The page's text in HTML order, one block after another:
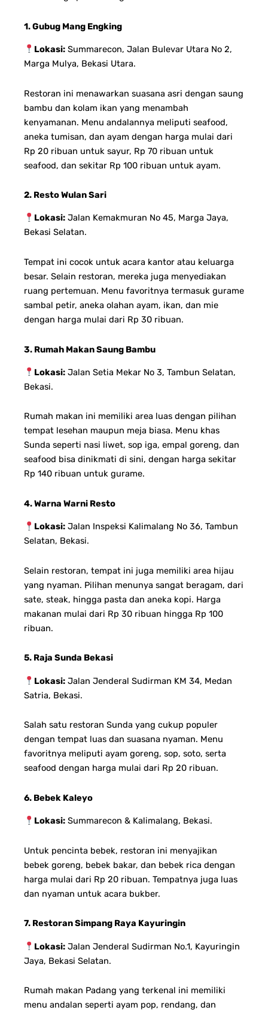
1. Gubug Mang Engking
Lokasi:Summarecon, Jalan Bulevar Utara No 2,
Marga Mulya, Bekasi Utara.
Restoran ini menawarkan suasana asri dengan saung
bambu dan kolam ikan yang menambah
kenyamanan. Menu andalannya meliputi seafood,
aneka tumisan, dan ayam dengan harga mulai dari
Rp 20 ribuan untuk sayur, Rp 70 ribuan untuk
seafood, dan sekitar Rp 100 ribuan untuk ayam.
2. Resto Wulan Sari
Lokasi:Jalan Kemakmuran No 45, Marga Jaya,
Bekasi Selatan.
Tempat ini cocok untuk acara kantor atau keluarga
besar. Selain restoran, mereka juga menyediakan
ruang pertemuan. Menu favoritnya termasuk gurame
sambal petir, aneka olahan ayam, ikan, dan mie
dengan harga mulai dari Rp 30 ribuan.
3. Rumah Makan Saung Bambu
Lokasi:Jalan Setia Mekar No 3, Tambun Selatan,
Bekasi.
Rumah makan ini memiliki area luas dengan pilihan
tempat lesehan maupun meja biasa. Menu khas
Sunda seperti nasi liwet, sop iga, empal goreng, dan
seafood bisa dinikmati di sini, dengan harga sekitar
Rp 140 ribuan untuk gurame.
4. Warna Warni Resto
Lokasi:Jalan Inspeksi Kalimalang No 36, Tambun
Selatan, Bekasi.
Selain restoran, tempat ini juga memiliki area hijau
yang nyaman. Pilihan menunya sangat beragam, dari
sate, steak, hingga pasta dan aneka kopi. Harga
makanan mulai dari Rp 30 ribuan hingga Rp 100
ribuan.
5. Raja Sunda Bekasi
Lokasi:Jalan Jenderal Sudirman KM 34, Medan
Satria, Bekasi.
Salah satu restoran Sunda yang cukup populer
dengan tempat luas dan suasana nyaman. Menu
favoritnya meliputi ayam goreng, sop, soto, serta
seafood dengan harga mulai dari Rp 20 ribuan.
6. Bebek Kaleyo
Lokasi:Summarecon & Kalimalang, Bekasi.
Untuk pencinta bebek, restoran ini menyajikan
bebek goreng, bebek bakar, dan bebek rica dengan
harga mulai dari Rp 20 ribuan. Tempatnya juga luas
dan nyaman untuk acara bukber.
7. Restoran Simpang Raya Kayuringin
Lokasi:Jalan Jenderal Sudirman No.1, Kayuringin
Jaya, Bekasi Selatan.
Rumah makan Padang yang terkenal ini memiliki
menu andalan seperti ayam pop, rendang, dan